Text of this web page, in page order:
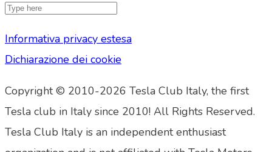
Informativa privacy estesa
Dichiarazione dei cookie
Copyright © 2010-2026 Tesla Club Italy, the first
Tesla club in Italy since 2010! All Rights Reserved.
Tesla Club Italy is an independent enthusiast